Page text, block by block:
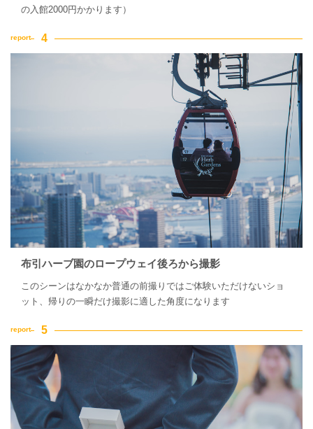
の入館2000円かかります）
布引ハーブ園のロープウェイ後ろから撮影
このシーンはなかなか普通の前撮りではご体験いただけないショ
ット、帰りの一瞬だけ撮影に適した角度になります